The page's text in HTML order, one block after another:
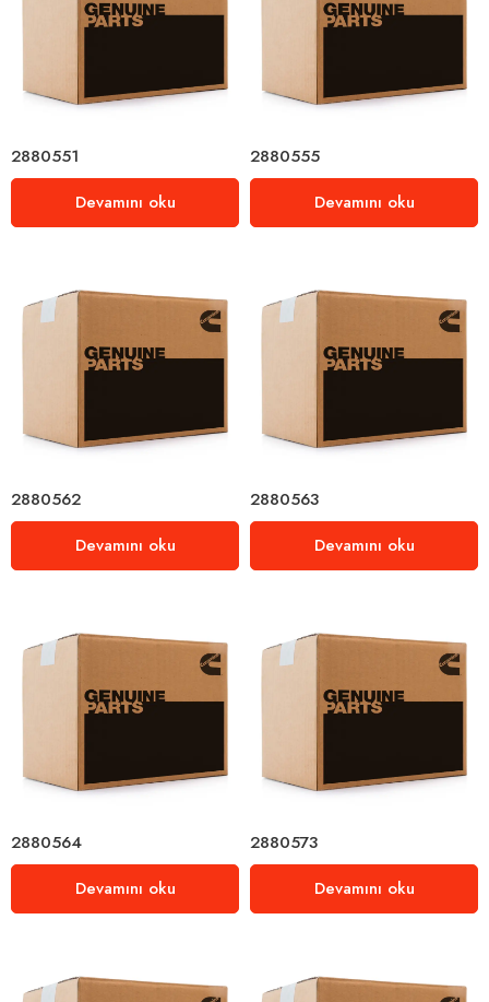
2880551
Devamını oku
2880555
Devamını oku
2880562
Devamını oku
2880563
Devamını oku
2880564
Devamını oku
2880573
Devamını oku